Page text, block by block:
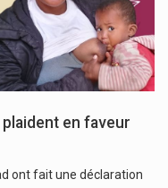
plaident en faveur
ont fait une déclaration